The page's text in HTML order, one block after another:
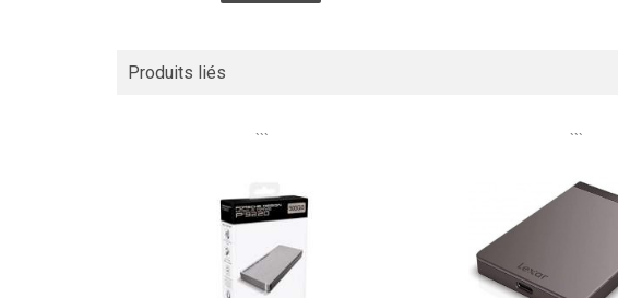
Produits liés
``` ```